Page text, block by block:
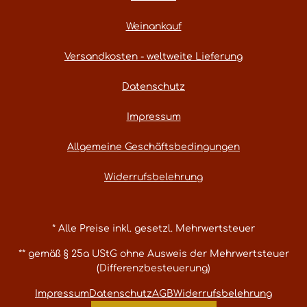
Weinankauf
Versandkosten - weltweite Lieferung
Datenschutz
Impressum
Allgemeine Geschäftsbedingungen
Widerrufsbelehrung
* Alle Preise inkl. gesetzl. Mehrwertsteuer
** gemäß § 25a UStG ohne Ausweis der Mehrwertsteuer
(Differenzbesteuerung)
ImpressumDatenschutzAGBWiderrufsbelehrung